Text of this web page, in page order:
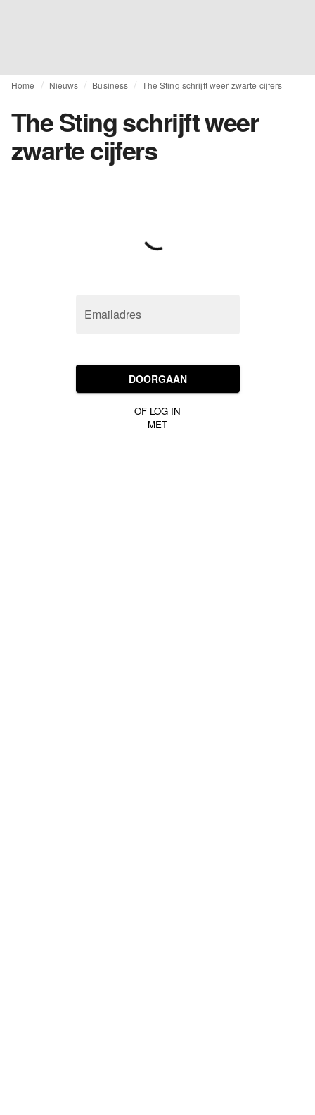
Home Nieuws Business The Sting schrijft weer zwarte cijfers
The Sting schrijft weer
zwarte cijfers
Emailadres
DOORGAAN
OF LOG IN
MET